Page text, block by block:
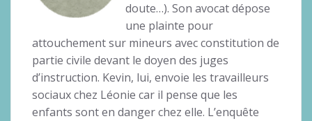
doute…). Son avocat dépose
une plainte pour
attouchement sur mineurs avec constitution de
partie civile devant le doyen des juges
d’instruction. Kevin, lui, envoie les travailleurs
sociaux chez Léonie car il pense que les
enfants sont en danger chez elle. L’enquête